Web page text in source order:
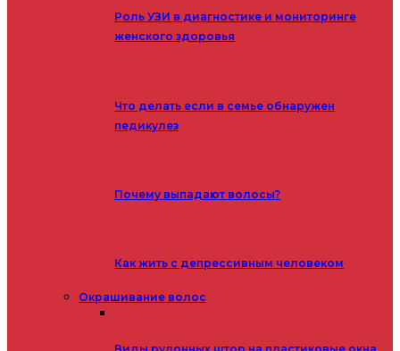
Роль УЗИ в диагностике и мониторинге
женского здоровья
Что делать если в семье обнаружен
педикулез
Почему выпадают волосы?
Как жить с депрессивным человеком
Окрашивание волос